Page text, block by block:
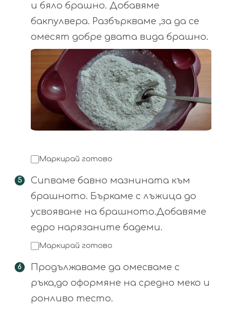
и бяло брашно. Добавяме
бакпулвера. Разбъркваме ,за да се
омесят добре двата вида брашно.
Маркирай готово
Сипваме бавно мазнината към
брашното. Бъркаме с лъжица до
усвояване на брашното.Добавяме
едро нарязаните бадеми.
Маркирай готово
Продължаваме да омесваме с
ръка,до оформяне на средно меко и
ронливо тесто.